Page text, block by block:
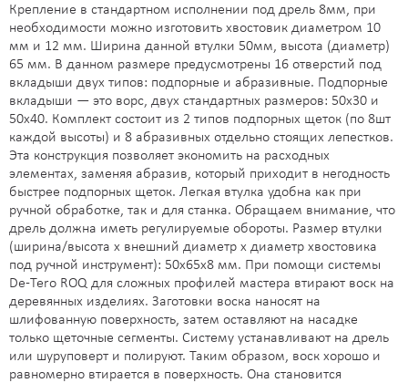
Крепление в стандартном исполнении под дрель 8мм, при
необходимости можно изготовить хвостовик диаметром 10
мм и 12 мм. Ширина данной втулки 50мм, высота (диаметр)
65 мм. В данном размере предусмотрены 16 отверстий под
вкладыши двух типов: подпорные и абразивные. Подпорные
вкладыши — это ворс, двух стандартных размеров: 50x30 и
50x40. Комплект состоит из 2 типов подпорных щеток (по 8шт
каждой высоты) и 8 абразивных отдельно стоящих лепестков.
Эта конструкция позволяет экономить на расходных
элементах, заменяя абразив, который приходит в негодность
быстрее подпорных щеток. Легкая втулка удобна как при
ручной обработке, так и для станка. Обращаем внимание, что
дрель должна иметь регулируемые обороты. Размер втулки
(ширина/высота х внешний диаметр х диаметр хвостовика
под ручной инструмент): 50х65х8 мм. При помощи системы
De-Tero ROQ для сложных профилей мастера втирают воск на
деревянных изделиях. Заготовки воска наносят на
шлифованную поверхность, затем оставляют на насадке
только щеточные сегменты. Систему устанавливают на дрель
или шуруповерт и полируют. Таким образом, воск хорошо и
равномерно втирается в поверхность. Она становится